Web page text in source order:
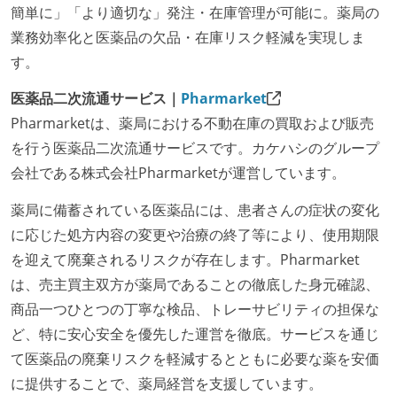
簡単に」「より適切な」発注・在庫管理が可能に。薬局の
業務効率化と医薬品の欠品・在庫リスク軽減を実現しま
す。
医薬品二次流通サービス｜ Pharmarket
Pharmarketは、薬局における不動在庫の買取および販売
を行う医薬品二次流通サービスです。カケハシのグループ
会社である株式会社Pharmarketが運営しています。
薬局に備蓄されている医薬品には、患者さんの症状の変化
に応じた処方内容の変更や治療の終了等により、使用期限
を迎えて廃棄されるリスクが存在します。Pharmarket
は、売主買主双方が薬局であることの徹底した身元確認、
商品一つひとつの丁寧な検品、トレーサビリティの担保な
ど、特に安心安全を優先した運営を徹底。サービスを通じ
て医薬品の廃棄リスクを軽減するとともに必要な薬を安価
に提供することで、薬局経営を支援しています。